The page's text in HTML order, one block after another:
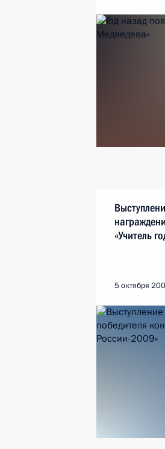
«Учитель
5 октября